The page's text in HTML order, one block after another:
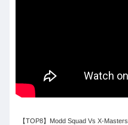
【TOP8】Modd Squad Vs X-Masters